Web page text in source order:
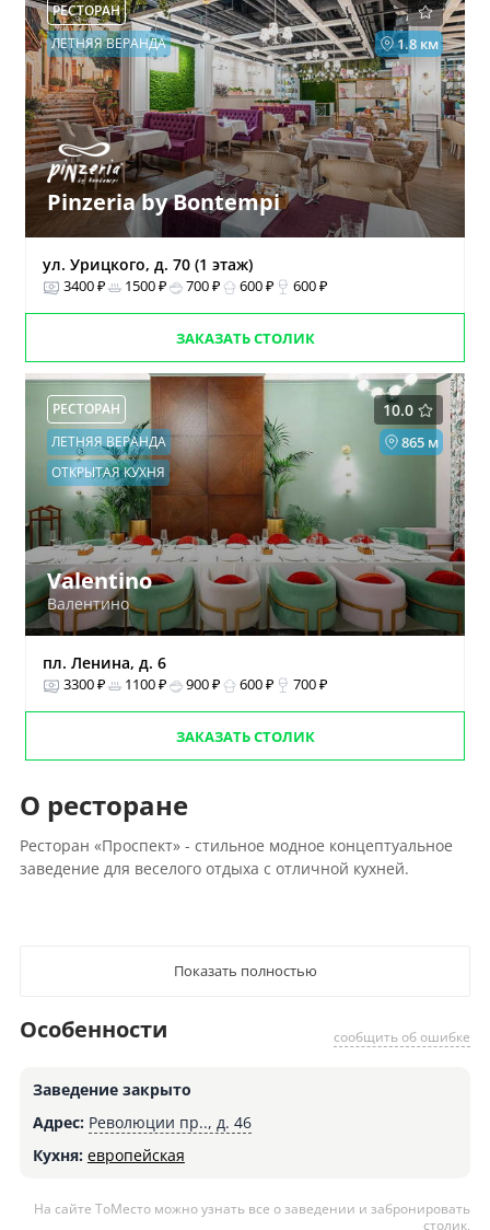
РЕСТОРАН
1.8 км
ЛЕТНЯЯ ВЕРАНДА
Pinzeria by Bontempi
ул. Урицкого, д. 70 (1 этаж)
3400 ₽ 1500 ₽ 700 ₽ 600 ₽ 600 ₽
ЗАКАЗАТЬ СТОЛИК
10.0
РЕСТОРАН
865 м
ЛЕТНЯЯ ВЕРАНДА
ОТКРЫТАЯ КУХНЯ
Valentino
Валентино
пл. Ленина, д. 6
3300 ₽ 1100 ₽ 900 ₽ 600 ₽ 700 ₽
ЗАКАЗАТЬ СТОЛИК
О ресторане
Ресторан «Проспект» - стильное модное концептуальное
заведение для веселого отдыха с отличной кухней.
Показать полностью
сообщить об ошибке
Особенности
Заведение закрыто
Адрес: Революции пр.., д. 46
Кухня: европейская
На сайте ТоМесто можно узнать все о заведении и забронировать
столик,